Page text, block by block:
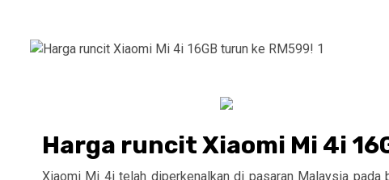
Harga runcit Xiaomi Mi 4i
Xiaomi Mi 4i telah diperkenalkan di pasaran Malaysia